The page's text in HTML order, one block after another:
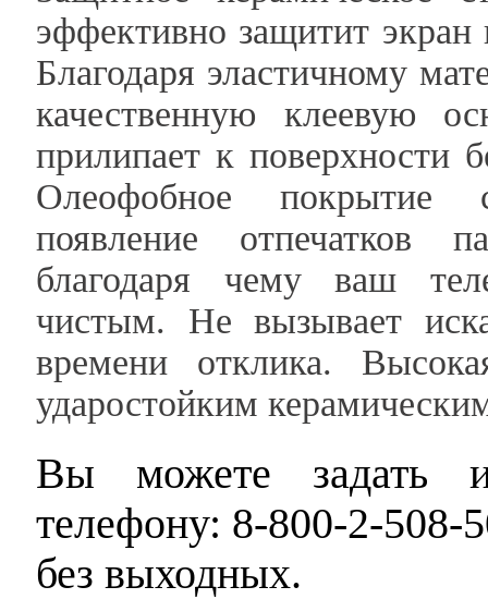
эффективно защитит
Благодаря эластичному
качественную клеевую
прилипает к поверхности
Олеофобное покрытие
появление отпечатков
благодаря чему ваш
чистым. Не вызывает
времени отклика.
ударостойким
Вы можете задать
телефону: 8-800-2-508-
без выходных.